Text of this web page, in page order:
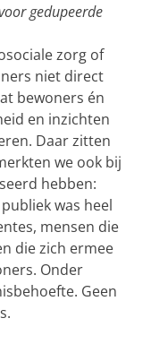
gedupeerde
zorg of
niet direct
bewoners én
en inzichten
Daar zitten
we ook bij
hebben:
was heel
mensen die
die zich ermee
Onder
Geen